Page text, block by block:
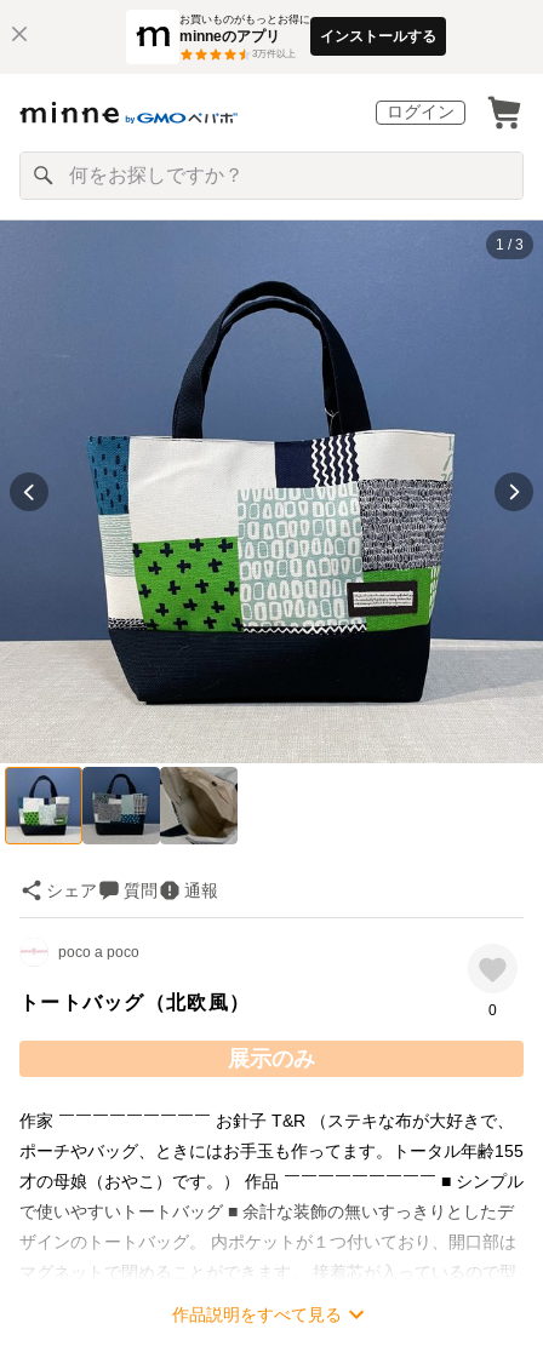
お買いものがもっとお得に
minneのアプリ
3万件以上
インストールする
ログイン
1 / 3
シェア 質問 通報
poco a poco
トートバッグ（北欧風） 0
展示のみ
作家 ￣￣￣￣￣￣￣￣￣ お針子 T&R （ステキな布が大好きで、
ポーチやバッグ、ときにはお手玉も作ってます。トータル年齢155
才の母娘（おやこ）です。） 作品 ￣￣￣￣￣￣￣￣￣ ■ シンプル
で使いやすいトートバッグ ■ 余計な装飾の無いすっきりとしたデ
ザインのトートバッグ。 内ポケットが１つ付いており、開口部は
マグネットで閉めることができます。 接着芯が入っているので型
崩れがしにくくなっております。 マチもしっかりとしているの
作品説明をすべて見る